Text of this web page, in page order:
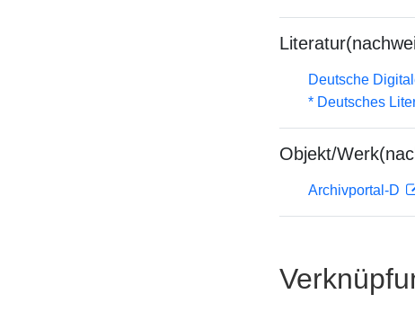
Deutsche
* Deutsches
Objekt/
Archivportal-D